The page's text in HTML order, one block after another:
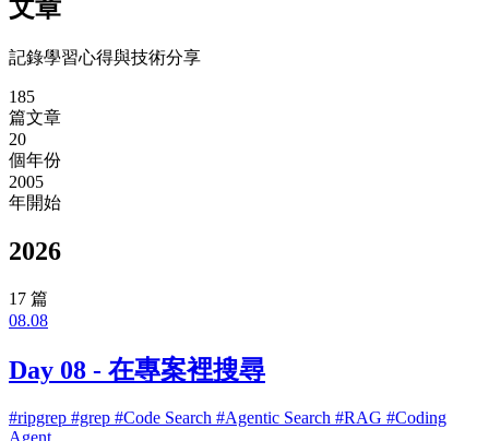
文章
記錄學習心得與技術分享
185
篇文章
20
個年份
2005
年開始
2026
17 篇
08.08
Day 08 - 在專案裡搜尋
#ripgrep #grep #Code Search #Agentic Search #RAG #Coding